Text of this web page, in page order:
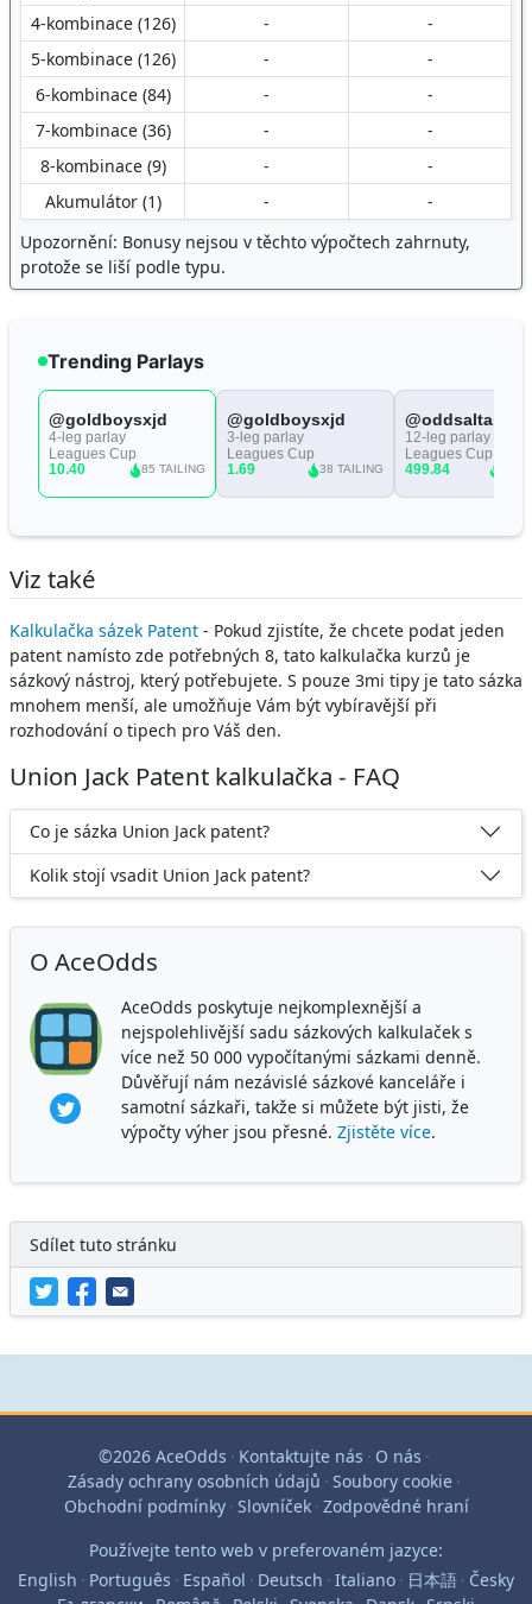
4-kombinace (126)
-
-
5-kombinace (126)
-
-
6-kombinace (84)
-
-
7-kombinace (36)
-
-
8-kombinace (9)
-
-
Akumulátor (1)
-
-
Upozornění: Bonusy nejsou v těchto výpočtech zahrnuty,
protože se liší podle typu.
Viz také
Kalkulačka sázek Patent - Pokud zjistíte, že chcete podat jeden
patent namísto zde potřebných 8, tato kalkulačka kurzů je
sázkový nástroj, který potřebujete. S pouze 3mi tipy je tato sázka
mnohem menší, ale umožňuje Vám být vybíravější při
rozhodování o tipech pro Váš den.
Union Jack Patent kalkulačka - FAQ
Co je sázka Union Jack patent?
Kolik stojí vsadit Union Jack patent?
O AceOdds
AceOdds poskytuje nejkomplexnější a
nejspolehlivější sadu sázkových kalkulaček s
více než 50 000 vypočítanými sázkami denně.
Důvěřují nám nezávislé sázkové kanceláře i
samotní sázkaři, takže si můžete být jisti, že
výpočty výher jsou přesné. Zjistěte více.
Sdílet tuto stránku
©2026 AceOdds · Kontaktujte nás · O nás ·
Zásady ochrany osobních údajů · Soubory cookie ·
Obchodní podmínky · Slovníček · Zodpovědné hraní
Používejte tento web v preferovaném jazyce:
English · Português · Español · Deutsch · Italiano · 日本語 · Česky